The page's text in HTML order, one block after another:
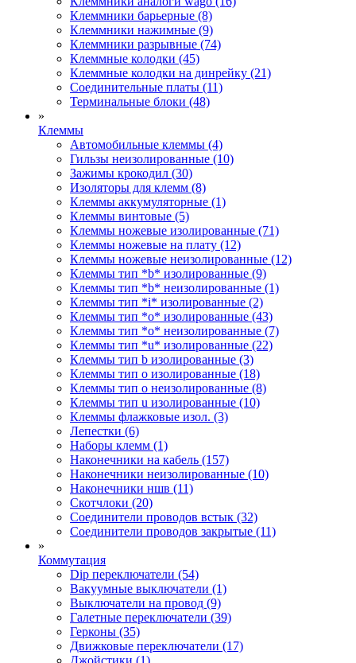
Клеммники барьерные (8)
Клеммники нажимные (9)
Клеммники разрывные (74)
Клеммные колодки (45)
Клеммные колодки на динрейку (21)
Соединительные платы (11)
Терминальные блоки (48)
»
Клеммы
Автомобильные клеммы (4)
Гильзы неизолированные (10)
Зажимы крокодил (30)
Изоляторы для клемм (8)
Клеммы аккумуляторные (1)
Клеммы винтовые (5)
Клеммы ножевые изолированные (71)
Клеммы ножевые на плату (12)
Клеммы ножевые неизолированные (12)
Клеммы тип *b* изолированные (9)
Клеммы тип *b* неизолированные (1)
Клеммы тип *i* изолированные (2)
Клеммы тип *o* изолированные (43)
Клеммы тип *o* неизолированные (7)
Клеммы тип *u* изолированные (22)
Клеммы тип b изолированные (3)
Клеммы тип o изолированные (18)
Клеммы тип o неизолированные (8)
Клеммы тип u изолированные (10)
Клеммы флажковые изол. (3)
Лепестки (6)
Наборы клемм (1)
Наконечники на кабель (157)
Наконечники неизолированные (10)
Наконечники ншв (11)
Скотчлоки (20)
Соединители проводов встык (32)
Соединители проводов закрытые (11)
»
Коммутация
Dip переключатели (54)
Вакуумные выключатели (1)
Выключатели на провод (9)
Галетные переключатели (39)
Герконы (35)
Движковые переключатели (17)
Джойстики (1)